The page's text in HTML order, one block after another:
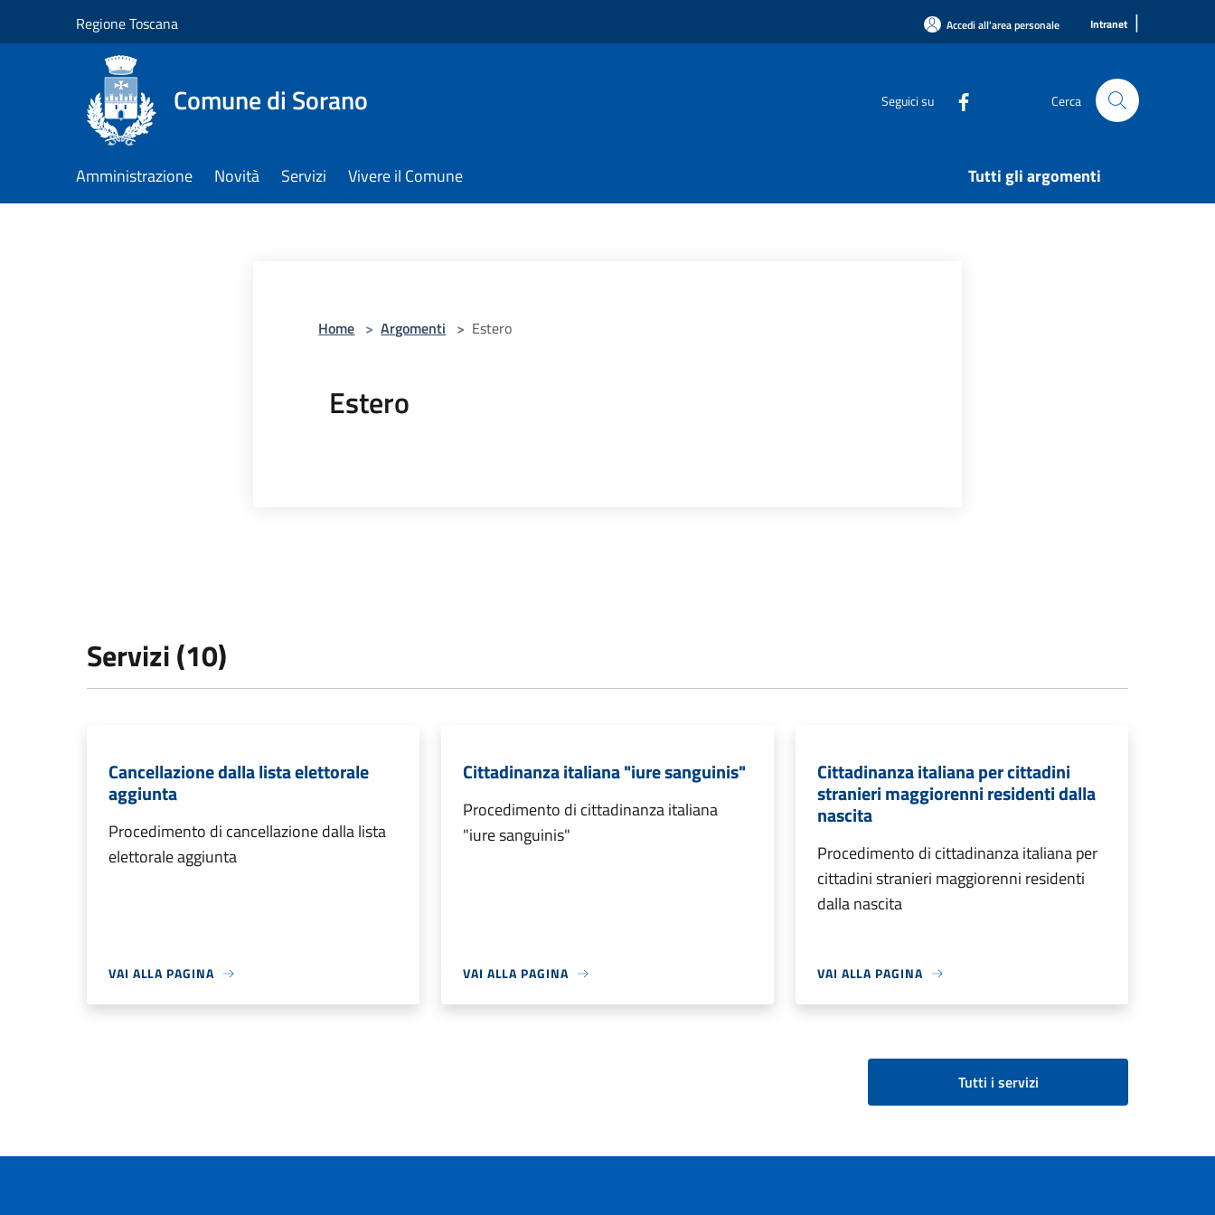
Regione Toscana Accedi all'area personale Intranet |
Comune di Sorano Seguici su Cerca
Amministrazione Novità Servizi Vivere il Comune Tutti gli argomenti
Home > Argomenti > Estero
Estero
Servizi (10)
Cancellazione dalla lista elettorale
aggiunta
Procedimento di cancellazione dalla lista
elettorale aggiunta
VAI ALLA PAGINA
Cittadinanza italiana "iure sanguinis"
Procedimento di cittadinanza italiana
"iure sanguinis"
VAI ALLA PAGINA
Cittadinanza italiana per cittadini
stranieri maggiorenni residenti dalla
nascita
Procedimento di cittadinanza italiana per
cittadini stranieri maggiorenni residenti
dalla nascita
VAI ALLA PAGINA
Tutti i servizi